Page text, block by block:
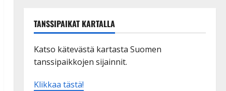
TANSSIPAIKAT KARTALLA
Katso kätevästä kartasta Suomen
tanssipaikkojen sijainnit.
Klikkaa tästä!